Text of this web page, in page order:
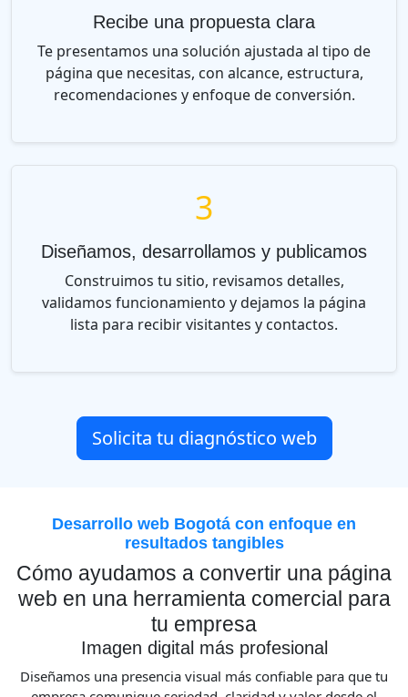
Recibe una propuesta clara
Te presentamos una solución ajustada al tipo de
página que necesitas, con alcance, estructura,
recomendaciones y enfoque de conversión.
3
Diseñamos, desarrollamos y publicamos
Construimos tu sitio, revisamos detalles,
validamos funcionamiento y dejamos la página
lista para recibir visitantes y contactos.
Solicita tu diagnóstico web
Desarrollo web Bogotá con enfoque en
resultados tangibles
Cómo ayudamos a convertir una página
web en una herramienta comercial para
tu empresa
Imagen digital más profesional
Diseñamos una presencia visual más confiable para que tu